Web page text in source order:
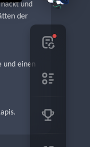
und
der
und einen